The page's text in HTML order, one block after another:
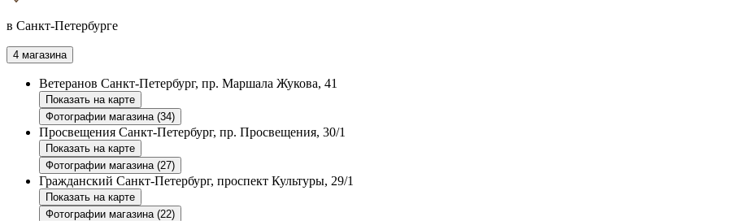
в Санкт-Петербурге
4 магазина
Ветеранов Санкт-Петербург, пр. Маршала Жукова, 41
Показать на карте
Фотографии магазина (34)
Просвещения Санкт-Петербург, пр. Просвещения, 30/1
Показать на карте
Фотографии магазина (27)
Гражданский Санкт-Петербург, проспект Культуры, 29/1
Показать на карте
Фотографии магазина (22)